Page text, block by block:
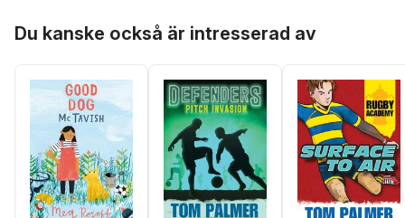
Du kanske också är intresserad av